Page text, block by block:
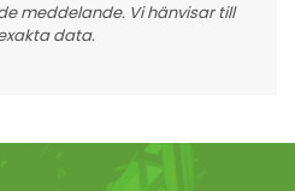
meddelande. Vi hänvisar till
data.